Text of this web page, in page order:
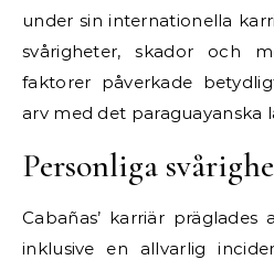
under sin internationella
svårigheter, skador och
faktorer påverkade
arv med det paraguayanska
Personliga
Cabañas’ karriär
inklusive en allvarlig